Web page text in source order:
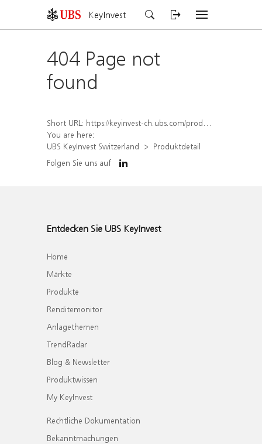
KeyInvest
404 Page not
found
Short URL: https://keyinvest-ch.ubs.com/produkt/detail/index/isin/CH1562159090
You are here:
UBS KeyInvest Switzerland
Produktdetail
Folgen Sie uns auf
Entdecken Sie UBS KeyInvest
Home
Märkte
Produkte
Renditemonitor
Anlagethemen
TrendRadar
Blog & Newsletter
Produktwissen
My KeyInvest
Rechtliche Dokumentation
Bekanntmachungen